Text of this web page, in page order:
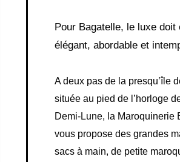
Pour Bagatelle, le luxe doit
élégant, abordable et
A deux pas de la presqu’île
située au pied de l’horloge
Demi-Lune, la Maroquinerie
vous propose des grandes
sacs à main, de petite